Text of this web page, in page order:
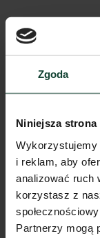
Zgoda
Niniejsza
Wykorzystujemy
i reklam, aby
analizować ruch
korzystasz z
Partnerzy mogą